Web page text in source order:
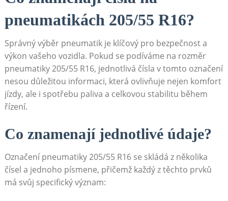
pneumatikách 205/55 R16?
Správný výběr pneumatik je klíčový pro bezpečnost a
výkon vašeho vozidla. Pokud se podíváme na rozměr
pneumatiky 205/55 R16, jednotlivá čísla v tomto ⁢označení
nesou důležitou informaci, která ovlivňuje nejen komfort
‍jízdy, ale i spotřebu paliva a celkovou stabilitu během
řízení.
Co znamenají jednotlivé údaje?
Označení pneumatiky 205/55 R16 se skládá z několika
čísel⁣ a jednoho písmene, přičemž každý z těchto prvků
má svůj specifický‌ význam: